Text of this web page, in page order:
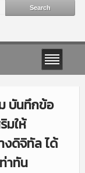
บันทึกข้อ
มให้
งดิจิทัล ได้
าทัน